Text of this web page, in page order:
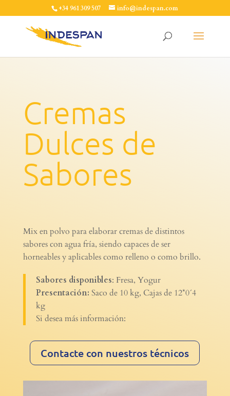
+34 961 309 507 info@indespan.com
Cremas
Dulces de
Sabores
Mix en polvo para elaborar cremas de distintos
sabores con agua fría, siendo capaces de ser
horneables y aplicables como relleno o como brillo.
Sabores disponibles: Fresa, Yogur
Presentación: Saco de 10 kg, Cajas de 12*0´4
kg
Si desea más información:
Contacte con nuestros técnicos